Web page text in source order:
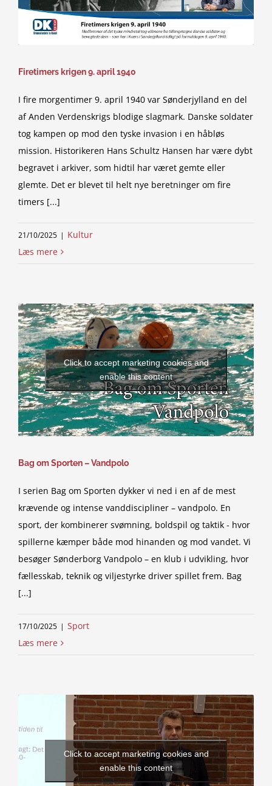
Firetimers krigen 9. april 1940
I fire morgentimer 9. april 1940 var Sønderjylland en del
af Anden Verdenskrigs blodige slagmark. Danske soldater
tog kampen op mod den tyske invasion i en håbløs
mission. Historikeren Hans Schultz Hansen har være dybt
begravet i arkiver, som hidtil har været gemte eller
glemte. Det er blevet til helt nye beretninger om fire
timers [...]
21/10/2025 | Kultur
Læs mere
Click to accept marketing cookies and
enable this content
Bag om Sporten – Vandpolo
I serien Bag om Sporten dykker vi ned i en af de mest
krævende og intense vanddiscipliner – vandpolo. En
sport, der kombinerer svømning, boldspil og taktik - hvor
spillerne kæmper både mod hinanden og mod vandet. Vi
besøger Sønderborg Vandpolo – en klub i udvikling, hvor
fællesskab, teknik og viljestyrke driver spillet frem. Bag
[...]
17/10/2025 | Sport
Læs mere
Click to accept marketing cookies and
enable this content